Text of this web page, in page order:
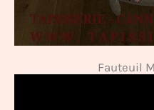
Fauteuil